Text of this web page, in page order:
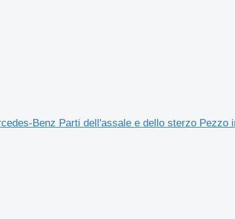
Benz Parti dell'assale e dello sterzo Pezzo